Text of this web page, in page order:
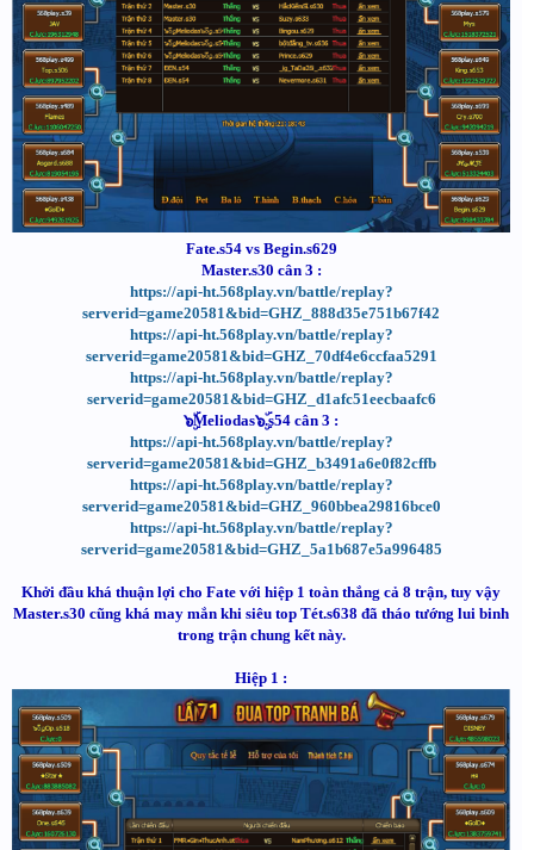
Fate.s54 vs Begin.s629
Master.s30 cân 3 :
https://api-ht.568play.vn/battle/replay?
serverid=game20581&bid=GHZ_888d35e751b67f42
https://api-ht.568play.vn/battle/replay?
serverid=game20581&bid=GHZ_70df4e6ccfaa5291
https://api-ht.568play.vn/battle/replay?
serverid=game20581&bid=GHZ_d1afc51eecbaafc6
๖ۣۜMeliodas๖ۣۜ.s54 cân 3 :
https://api-ht.568play.vn/battle/replay?
serverid=game20581&bid=GHZ_b3491a6e0f82cffb
https://api-ht.568play.vn/battle/replay?
serverid=game20581&bid=GHZ_960bbea29816bce0
https://api-ht.568play.vn/battle/replay?
serverid=game20581&bid=GHZ_5a1b687e5a996485
Khởi đầu khá thuận lợi cho Fate với hiệp 1 toàn thắng cả 8 trận, tuy vậy
Master.s30 cũng khá may mắn khi siêu top Tét.s638 đã tháo tướng lui binh
trong trận chung kết này.
Hiệp 1 :